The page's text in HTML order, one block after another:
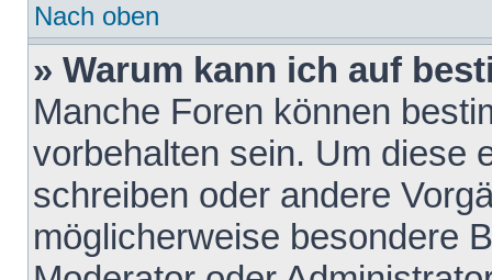
Nach oben
» Warum kann ich auf
Manche Foren können
vorbehalten sein. Um diese
schreiben oder andere
möglicherweise besondere